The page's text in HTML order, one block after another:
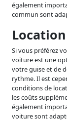
également
commun sont
Si vous préférez
voiture est une
votre guise et de
rythme. Il est
conditions de
les coûts
également
voiture sont